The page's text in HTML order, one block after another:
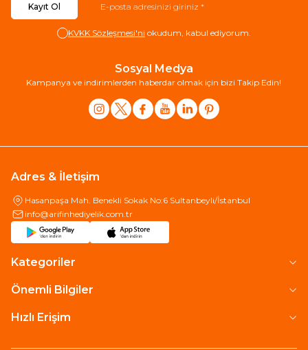
Kayıt Ol
KVKK Sözleşmesi'ni okudum, kabul ediyorum.
Sosyal Medya
Kampanya ve indirimlerden haberdar olmak için bizi Takip Edin!
Adres & İletişim
Hasanpaşa Mah. Benekli Sokak No:6 Sultanbeyli/İstanbul
info@arifinhediyelik.com.tr
Kategoriler
Önemli Bilgiler
Hızlı Erişim